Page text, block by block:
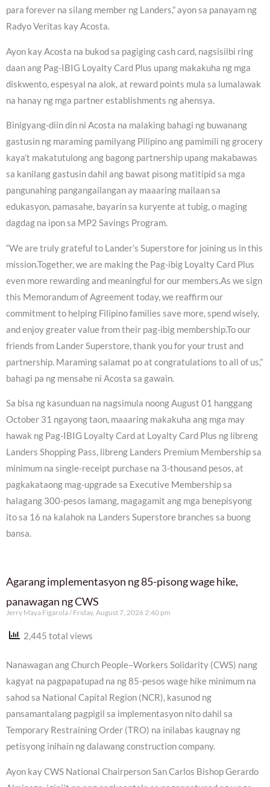
para forever na silang member ng Landers,” ayon sa panayam ng
Radyo Veritas kay Acosta.
Ayon kay Acosta na bukod sa pagiging cash card, nagsisilbi ring
daan ang Pag-IBIG Loyalty Card Plus upang makakuha ng mga
diskwento, espesyal na alok, at reward points mula sa lumalawak
na hanay ng mga partner establishments ng ahensya.
Binigyang-diin din ni Acosta na malaking bahagi ng buwanang
gastusin ng maraming pamilyang Pilipino ang pamimili ng grocery
kaya’t makatutulong ang bagong partnership upang makabawas
sa kanilang gastusin dahil ang bawat pisong matitipid sa mga
pangunahing pangangailangan ay maaaring mailaan sa
edukasyon, pamasahe, bayarin sa kuryente at tubig, o maging
dagdag na ipon sa MP2 Savings Program.
“We are truly grateful to Lander’s Superstore for joining us in this
mission.Together, we are making the Pag-ibig Loyalty Card Plus
even more rewarding and meaningful for our members.As we sign
this Memorandum of Agreement today, we reaffirm our
commitment to helping Filipino families save more, spend wisely,
and enjoy greater value from their pag-ibig membership.To our
friends from Lander Superstore, thank you for your trust and
partnership. Maraming salamat po at congratulations to all of us,”
bahagi pa ng mensahe ni Acosta sa gawain.
Sa bisa ng kasunduan na nagsimula noong August 01 hanggang
October 31 ngayong taon, maaaring makakuha ang mga may
hawak ng Pag-IBIG Loyalty Card at Loyalty Card Plus ng libreng
Landers Shopping Pass, libreng Landers Premium Membership sa
minimum na single-receipt purchase na 3-thousand pesos, at
pagkakataong mag-upgrade sa Executive Membership sa
halagang 300-pesos lamang, magagamit ang mga benepisyong
ito sa 16 na kalahok na Landers Superstore branches sa buong
bansa.
Agarang implementasyon ng 85-pisong wage hike,
panawagan ng CWS
Jerry Maya Figarola Friday, August 7, 2026 2:40 pm
2,445 total views
Nanawagan ang Church People–Workers Solidarity (CWS) nang
kagyat na pagpapatupad na ng 85-pesos wage hike minimum na
sahod sa National Capital Region (NCR), kasunod ng
pansamantalang pagpigil sa implementasyon nito dahil sa
Temporary Restraining Order (TRO) na inilabas kaugnay ng
petisyong inihain ng dalawang construction company.
Ayon kay CWS National Chairperson San Carlos Bishop Gerardo